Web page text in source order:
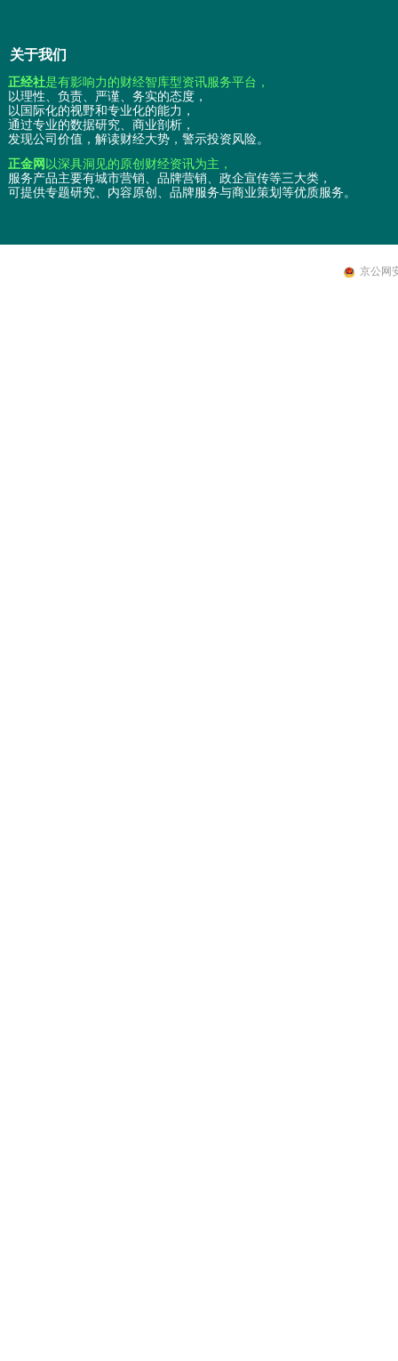
关于我们
正经社是有影响力的财经智库型资讯服务平台，
以理性、负责、严谨、务实的态度，
以国际化的视野和专业化的能力，
通过专业的数据研究、商业剖析，
发现公司价值，解读财经大势，警示投资风险。
正金网以深具洞见的原创财经资讯为主，
服务产品主要有城市营销、品牌营销、政企宣传等三大类，
可提供专题研究、内容原创、品牌服务与商业策划等优质服务。
京公网